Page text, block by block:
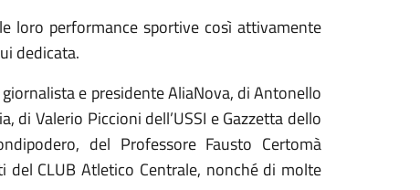
loro performance sportive così attivamente
dedicata.
e presidente AliaNova, di Antonello
di Valerio Piccioni dell’USSI e Gazzetta dello
del Professore Fausto Certomà
del CLUB Atletico Centrale, nonché di molte